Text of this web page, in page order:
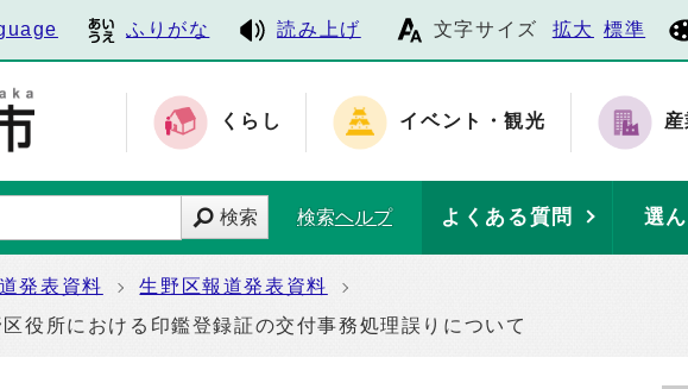
ふりがな 読み上げ 文字サイズ 拡大 標準
くらし イベント・観光
検索 検索ヘルプ よくある質問 選
発表資料
生野区報道発表資料
役所における印鑑登録証の交付事務処理誤りについて